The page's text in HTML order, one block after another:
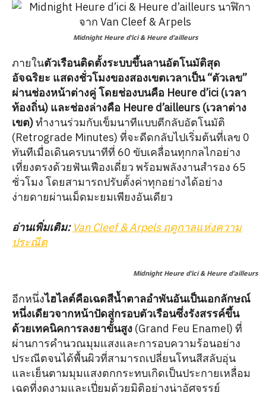
Midnight Heure d’ici & Heure d’ailleurs
ภายในตัวเรือนติดตั้งระบบขึ้นลานอัตโนมัติสุด
อัจฉริยะ แสดงชั่วโมงของสองเขตเวลาเป็น “ตัวเลข”
ผ่านช่องหน้าต่างคู่ โดยช่องบนคือ Heure d’ici (เวลา
ท้องถิ่น) และช่องล่างคือ Heure d’ailleurs (เวลาต่าง
เขต)ทำงานร่วมกับเข็มนาทีแบบตีกลับอัตโนมัติ
(Retrograde Minutes) ที่จะดีดกลับไปเริ่มต้นที่เลข 0
ทันทีเมื่อเดินครบนาทีที่ 60 ขับเคลื่อนทุกกลไกอย่าง
เที่ยงตรงด้วยฟันเฟืองเดี่ยว พร้อมพลังงานสำรอง 65
ชั่วโมง โดยสามารถปรับตั้งค่าทุกอย่างได้อย่าง
ง่ายดายผ่านเม็ดมะยมเพียงอันเดียว
อ่านเพิ่มเติม: Van Cleef & Arpels ฤดูกาลแห่งความ
ประณีต
Midnight Heure d’ici & Heure d’ailleurs
อีกหนึ่งไฮไลต์คือเฉดสีน้ำตาลอำพันอันเป็นเอกลักษณ์
หนึ่งเดียวจากหน้าปัดสู่กรอบตัวเรือนซึ่งรังสรรค์ขึ้น
ด้วยเทคนิคการลงยาขั้นสูง (Grand Feu Enamel) ที่
ผ่านการคำนวณมุมแสงและการอบความร้อนอย่าง
ประณีตจนได้พื้นผิวที่สามารถเปลี่ยนโทนสีสลับอุ่น
และเย็นตามมุมแสงตกกระทบเกิดเป็นประกายเหลื่อม
เฉดที่งดงามและเปี่ยมด้วยมิติอย่างน่าอัศจรรย์